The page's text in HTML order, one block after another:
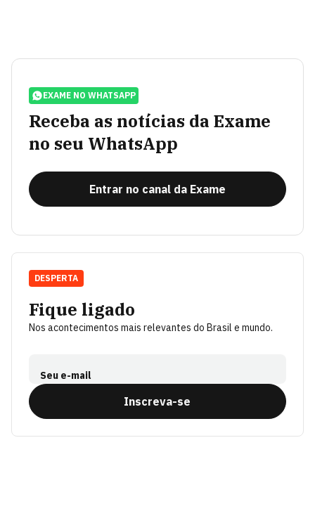
EXAME NO WHATSAPP
Receba as notícias da Exame
no seu WhatsApp
Entrar no canal da Exame
Fique ligado
Nos acontecimentos mais relevantes do Brasil e mundo.
Seu e-mail
Inscreva-se
DESPERTA